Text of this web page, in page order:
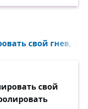
свой гнев,
свой